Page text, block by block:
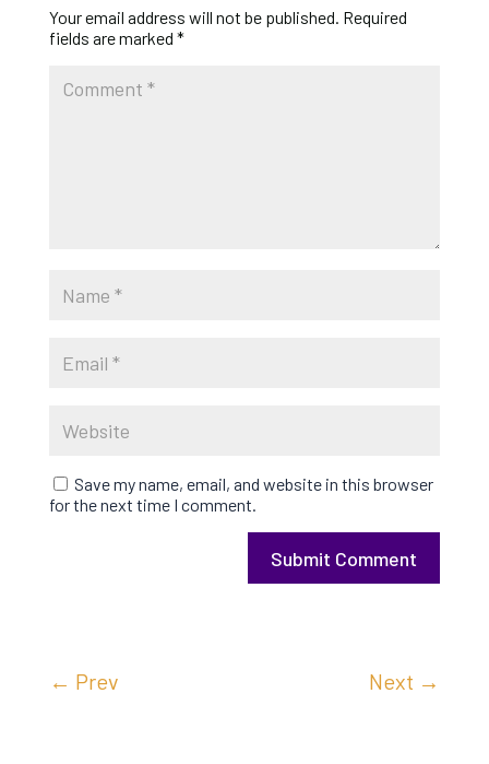
Your email address will not be published. Required
fields are marked *
Save my name, email, and website in this browser
for the next time I comment.
Submit Comment
← Prev Next →